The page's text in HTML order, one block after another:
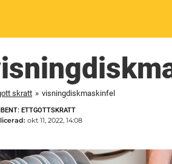
skratt » visningdiskmaskinfel
ETTGOTTSKRATT
okt 11, 2022, 14:08